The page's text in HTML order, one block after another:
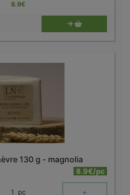
8.9€
130 g - magnolia
8.9€/pc
1 pc +